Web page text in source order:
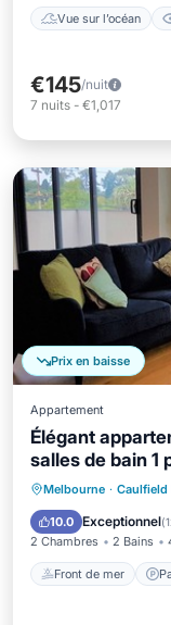
Vue sur l’océan
€145/nuit
7 nuits - €1,017
Prix en baisse
Appartement
Élégant
salles de bain 1
Melbourne · Caulfield
10.0 Exceptionnel(
2 Chambres 2 Bains
Front de mer
Front de
Vue sur